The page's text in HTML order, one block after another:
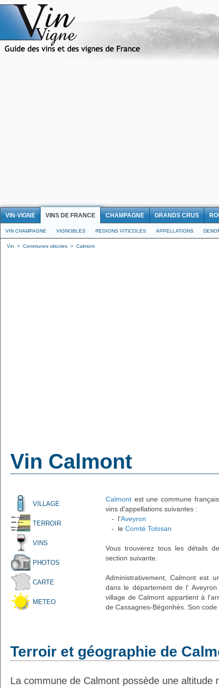
VIN-VIGNE VINS DE FRANCE CHAMPAGNE GRANDS CRUS
VIN CHAMPAGNE VIGNOBLES REGIONS VITICOLES APPELLATIONS
Vin > Communes viticoles > Calmont
Vin Calmont
VILLAGE
TERROIR
VINS
PHOTOS
CARTE
METEO
Calmont est une commune
vins d'appellations suivantes :
- l'Aveyron
- le Comté Tolosan
Vous trouverez tous les détails
section suivante.
Administrativement, Calmont est
dans le département de l'
village de Calmont appartient à
de Cassagnes-Bégonhès. Son
Terroir et géographie de
La commune de Calmont possède une altitude